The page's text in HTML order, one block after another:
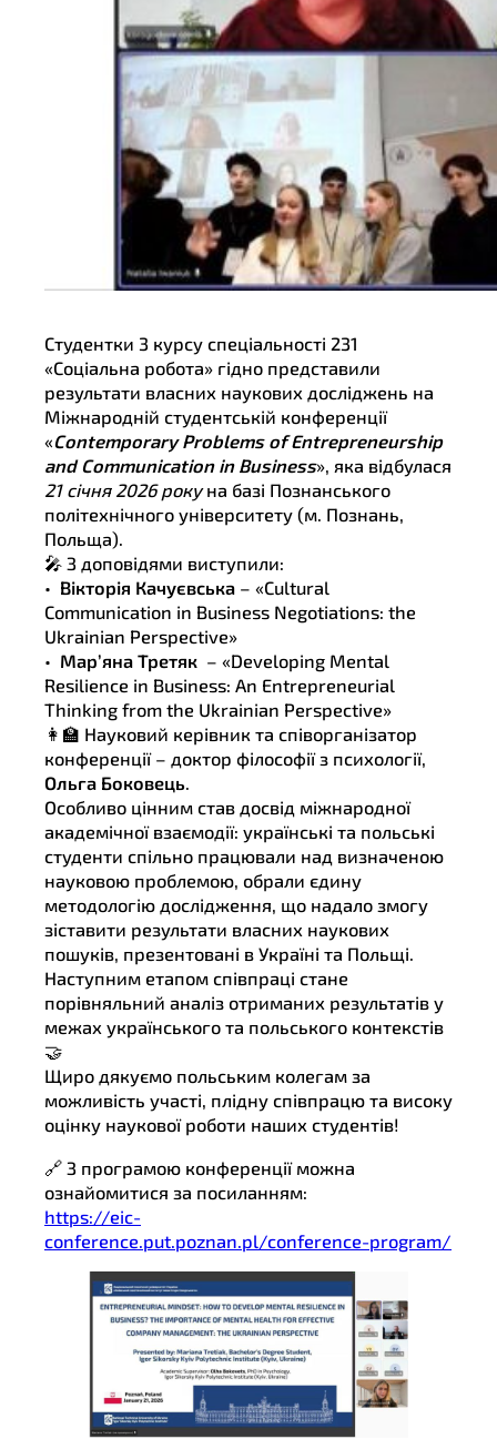
Студентки 3 курсу спеціальності 231
«Соціальна робота» гідно представили
результати власних наукових досліджень на
Міжнародній студентській конференції
«Contemporary Problems of Entrepreneurship
and Communication in Business», яка відбулася
21 січня 2026 рокуна базі Познанського
політехнічного університету (м. Познань,
Польща).
🎤 З доповідями виступили:
• Вікторія Качуєвська – «Cultural
Communication in Business Negotiations: the
Ukrainian Perspective»
• Мар’яна Третяк – «Developing Mental
Resilience in Business: An Entrepreneurial
Thinking from the Ukrainian Perspective»
👩‍🏫 Науковий керівник та співорганізатор
конференції – доктор філософії з психології,
Ольга Боковець.
Особливо цінним став досвід міжнародної
академічної взаємодії: українські та польські
студенти спільно працювали над визначеною
науковою проблемою, обрали єдину
методологію дослідження, що надало змогу
зіставити результати власних наукових
пошуків, презентовані в Україні та Польщі.
Наступним етапом співпраці стане
порівняльний аналіз отриманих результатів у
межах українського та польського контекстів
🤝
Щиро дякуємо польським колегам за
можливість участі, плідну співпрацю та високу
оцінку наукової роботи наших студентів!
🔗 З програмою конференції можна
ознайомитися за посиланням:
https://eic-
conference.put.poznan.pl/conference-program/